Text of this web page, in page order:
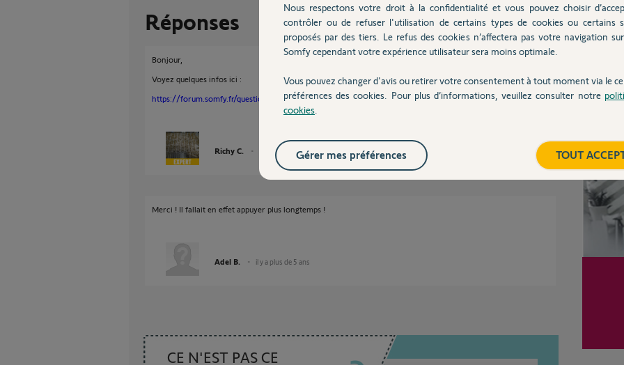
Réponses
Bonjour,
Voyez quelques infos ici :
https://forum.somfy.fr/questions/2462146-controle-portail-tahoma
Richy C. il y a plus de 5 ans
Merci ! Il fallait en effet appuyer plus longtemps !
Adel B. il y a plus de 5 ans
CE N'EST PAS CE
1réponse
Nous respectons votre droit à la confidentialité et vous pouvez choisir
contrôler ou de refuser l'utilisation de certains types de cookies ou certains
proposés par des tiers. Le refus des cookies n’affectera pas votre navigation
Somfy cependant votre expérience utilisateur sera moins optimale.
Vous pouvez changer d'avis ou retirer votre consentement à tout moment via le
préférences des cookies. Pour plus d’informations, veuillez consulter notre
cookies
TOUT
Gérer mes préférences